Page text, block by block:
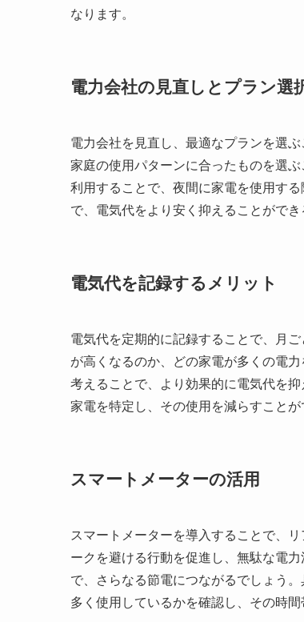
なります。
電力会社の見直しとプラン選
電力会社を見直し、最適なプランを選
家庭の使用パターンに合ったものを選
利用することで、夜間に家電を使用す
で、電気代をより安く抑えることができ
電気代を記録するメリット
電気代を定期的に記録することで、月
が高くなるのか、どの家電が多くの電
考えることで、より効果的に電気代を
家電を特定し、その使用を減らすことが
スマートメーターの活用
スマートメーターを導入することで、
ークを避ける行動を促進し、無駄な電
で、さらなる節電につながるでしょう
多く使用しているかを確認し、その時